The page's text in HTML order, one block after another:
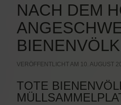
NACH DEM
VERÖFFENTLICHT AM 10. AUGUST
TOTE